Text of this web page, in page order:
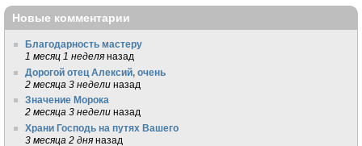
Новые комментарии
Благодарность мастеру
1 месяц 1 неделя назад
Дорогой отец Алексий, очень
2 месяца 3 недели назад
Значение Морока
2 месяца 3 недели назад
Храни Господь на путях Вашего
3 месяца 2 дня назад